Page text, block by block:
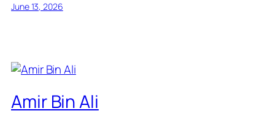
June 13, 2026
Amir Bin Ali